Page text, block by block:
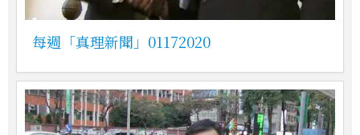
每週「真理新聞」01172020